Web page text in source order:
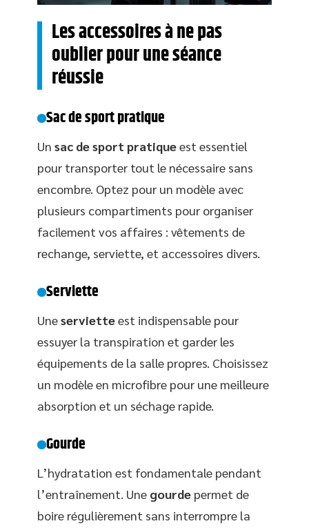
Les accessoires à ne pas
oublier pour une séance
réussie
Sac de sport pratique
Un sac de sport pratiqueest essentiel
pour transporter tout le nécessaire sans
encombre. Optez pour un modèle avec
plusieurs compartiments pour organiser
facilement vos affaires : vêtements de
rechange, serviette, et accessoires divers.
Serviette
Uneservietteest indispensable pour
essuyer la transpiration et garder les
équipements de la salle propres. Choisissez
un modèle en microfibre pour une meilleure
absorption et un séchage rapide.
Gourde
L’hydratation est fondamentale pendant
l’entraînement. Une gourde permet de
boire régulièrement sans interrompre la